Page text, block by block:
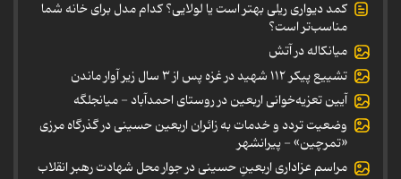
کمد دیواری ریلی بهتر است یا لولایی؟ کدام مدل برای خانه شما
مناسب‌تر است؟
میانکاله در آتش
تشییع پیکر ۱۱۲ شهید در غزه پس از ۳ سال زیر آوار ماندن
آیین تعزیه‌خوانی اربعین در روستای احمدآباد - میانجلگه
وضعیت تردد و خدمات به زائران اربعین حسینی در گذرگاه مرزی
«تمرچین» - پیرانشهر
مراسم عزاداری اربعینِ حسینی در جوار محل شهادت رهبر انقلاب